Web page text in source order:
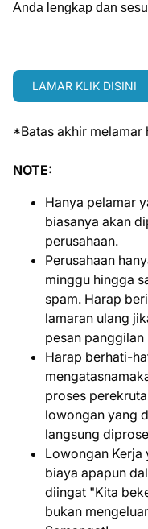
Anda lengkap dan
LAMAR KLIK DISINI
*Batas akhir melamar
NOTE:
Hanya pelamar
biasanya akan
perusahaan.
Perusahaan
minggu hingga
spam. Harap
lamaran ulang
pesan panggilan
Harap berhati-
proses
lowongan yang
langsung
Lowongan Kerja
biaya apapun
diingat "Kita
bukan